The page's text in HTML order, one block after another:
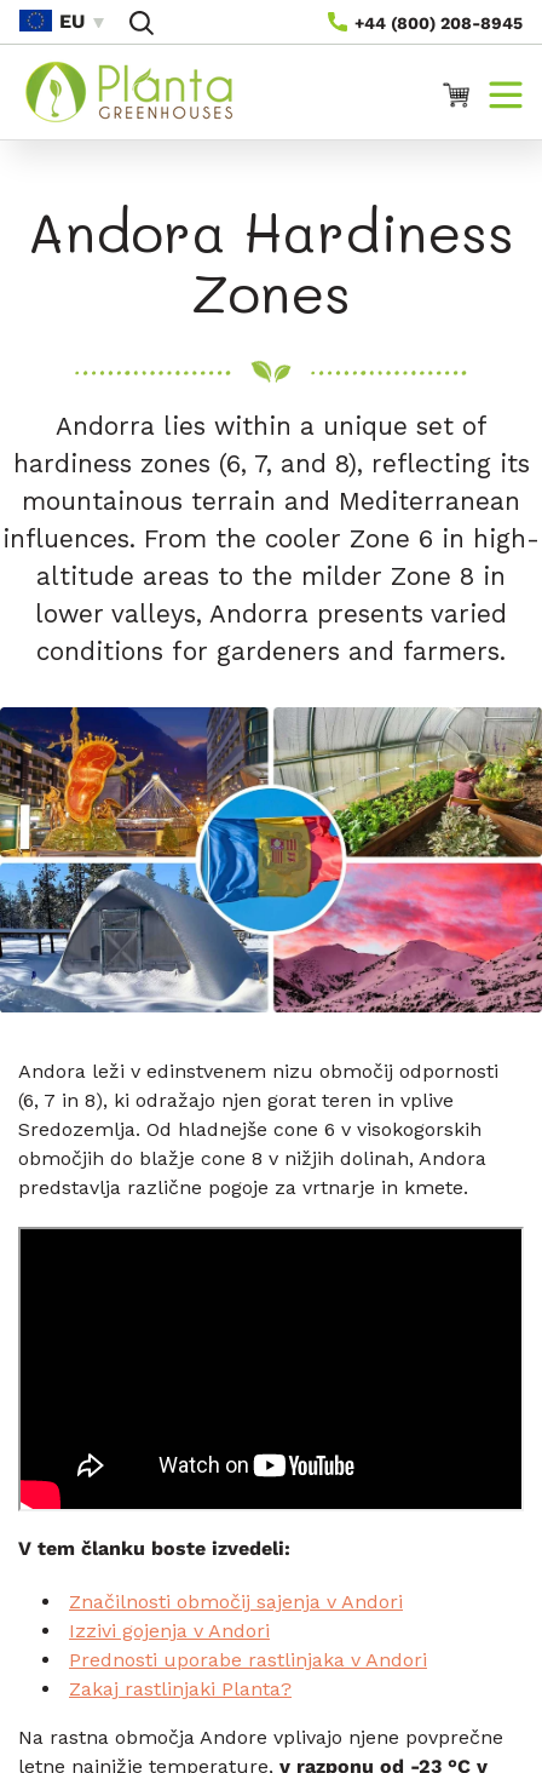
Na
Vsebino
+44 (800) 208-8945
EU
Voziček
Andora Hardiness
Zones
Andorra lies within a unique set of
hardiness zones (6, 7, and 8), reflecting its
mountainous terrain and Mediterranean
influences. From the cooler Zone 6 in high-
altitude areas to the milder Zone 8 in
lower valleys, Andorra presents varied
conditions for gardeners and farmers.
Andora leži v edinstvenem nizu območij odpornosti
(6, 7 in 8), ki odražajo njen gorat teren in vplive
Sredozemlja. Od hladnejše cone 6 v visokogorskih
območjih do blažje cone 8 v nižjih dolinah, Andora
predstavlja različne pogoje za vrtnarje in kmete.
V tem članku boste izvedeli:
Značilnosti območij sajenja v Andori
Izzivi gojenja v Andori
Prednosti uporabe rastlinjaka v Andori
Zakaj rastlinjaki Planta?
Na rastna območja Andore vplivajo njene povprečne
letne najnižje temperature, v razponu od -23 °C v